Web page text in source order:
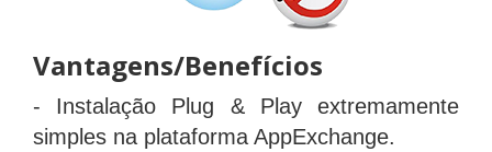
Vantagens/Benefícios
- Instalação Plug & Play extremamente
simples na plataforma AppExchange.